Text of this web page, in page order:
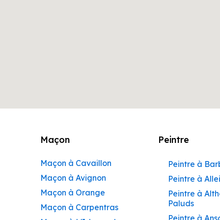
Maçon
Maçon à Cavaillon
Maçon à Avignon
Maçon à Orange
Maçon à Carpentras
Peintre
Peintre à
Peintre à
Peintre à
Paluds
Peintre à